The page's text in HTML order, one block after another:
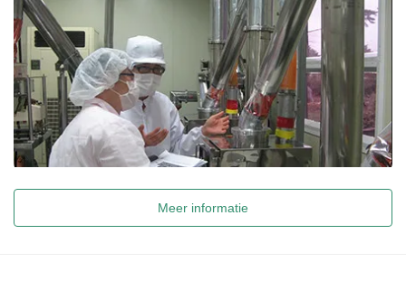
Meer informatie